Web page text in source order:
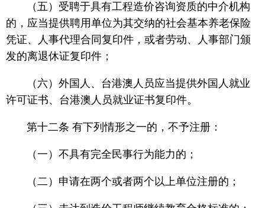
（五）受聘于具有工程造价咨询资质的中介机构
的，应当提供聘用单位为其交纳的社会基本养老保险
凭证、人事代理合同复印件，或者劳动、人事部门颁
发的离退休证复印件；
（六）外国人、台港澳人员应当提供外国人就业
许可证书、台港澳人员就业证书复印件。
第十二条 有下列情形之一的，不予注册：
（一）不具有完全民事行为能力的；
（二）申请在两个或者两个以上单位注册的；